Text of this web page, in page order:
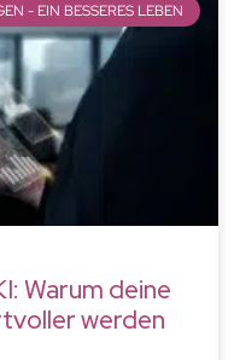
- EIN BESSERES LEBEN
Warum deine
werden